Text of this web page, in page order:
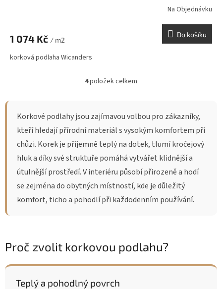
Na Objednávku
1 074 Kč / m2
Do košíku
korková podlaha Wicanders
O
á
a
c
p
r
k
y
s
u
4položek celkem
Korkové podlahy jsou zajímavou volbou pro zákazníky,
kteří hledají přírodní materiál s vysokým komfortem při
chůzi. Korek je příjemně teplý na dotek, tlumí kročejový
hluk a díky své struktuře pomáhá vytvářet klidnější a
útulnější prostředí. V interiéru působí přirozeně a hodí
se zejména do obytných místností, kde je důležitý
komfort, ticho a pohodlí při každodenním používání.
Proč zvolit korkovou podlahu?
Teplý a pohodlný povrch